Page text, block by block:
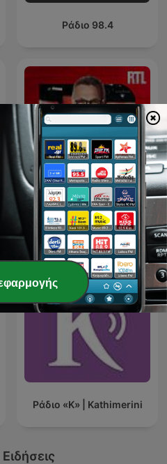
Ράδιο 98.4
Les Grosses Têtes
Ράδιο «Κ» | Kathimerini